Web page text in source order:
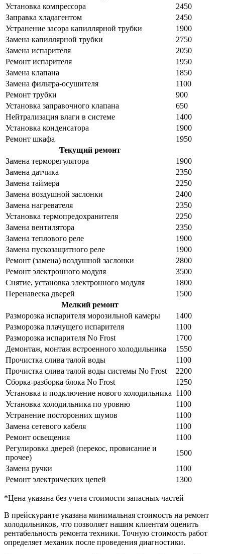
Установка компрессора
2450
Заправка хладагентом
2450
Устранение засора капиллярной трубки
1900
Замена капиллярной трубки
2750
Замена испарителя
2050
Ремонт испарителя
1950
Замена клапана
1850
Замена фильтра-осушителя
1100
Ремонт трубки
900
Установка заправочного клапана
650
Нейтрализация влаги в системе
1400
Установка конденсатора
1900
Ремонт шкафа
1950
Текущий ремонт
Замена терморегулятора
1900
Замена датчика
2350
Замена таймера
2250
Замена воздушной заслонки
2400
Замена нагревателя
2350
Установка термопредохранителя
2250
Замена вентилятора
2350
Замена теплового реле
1900
Замена пускозащитного реле
1900
Ремонт (замена) воздушной заслонки
2800
Ремонт электронного модуля
3500
Снятие, установка электронного модуля
1800
Перенавеска дверей
1500
Мелкий ремонт
Разморозка испарителя морозильной камеры
1400
Разморозка плачущего испарителя
1100
Разморозка испарителя No Frost
1700
Демонтаж, монтаж встроенного холодильника
1550
Прочистка слива талой воды
1100
Прочистка слива талой воды системы No Frost
2200
Сборка-разборка блока No Frost
1250
Установка и подключение нового холодильника 1100
Установка холодильника по уровню
1100
Устранение посторонних шумов
1100
Замена сетевого кабеля
1100
Ремонт освещения
1100
Регулировка дверей (перекос, провисание и
прочее)
1500
Замена ручки
1100
Ремонт электрических цепей
1300
*Цена указана без учета стоимости запасных частей
В прейскуранте указана минимальная стоимость на ремонт
холодильников, что позволяет нашим клиентам оценить
рентабельность ремонта техники. Точную стоимость работ
определяет механик после проведения диагностики.